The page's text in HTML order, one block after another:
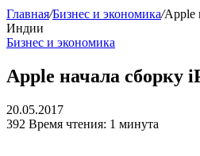
Главная/Бизнес и экономика/Apple
Индии
Бизнес и экономика
Apple начала сборку
20.05.2017
392 Время чтения: 1 минута